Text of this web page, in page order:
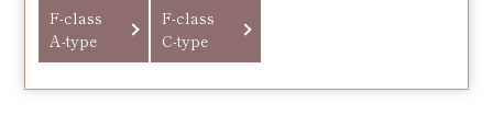
F-class
A-type
F-class
C-type